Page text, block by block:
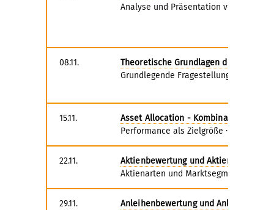
Analyse und Präsentation von
08.11.
Theoretische Grundlagen des
Grundlegende Fragestellungen des
15.11.
Asset Allocation - Kombination von
Performance als Zielgröße · Risiko,
22.11.
Aktienbewertung und
Aktienarten und Marktsegmente ·
29.11.
Anleihenbewertung und